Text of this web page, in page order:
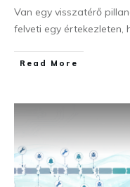
Van egy visszatérő
felveti egy értekezleten,
Read More